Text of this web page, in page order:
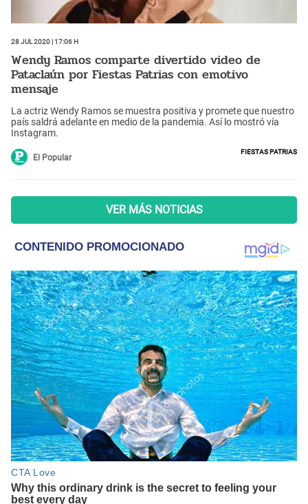
28 Jul 2020 | 17:06 h
Wendy Ramos comparte divertido video de
Pataclaún por Fiestas Patrias con emotivo
mensaje
La actriz Wendy Ramos se muestra positiva y promete que nuestro
país saldrá adelante en medio de la pandemia. Así lo mostró vía
Instagram.
El Popular
Fiestas Patrias
VER MÁS NOTICIAS